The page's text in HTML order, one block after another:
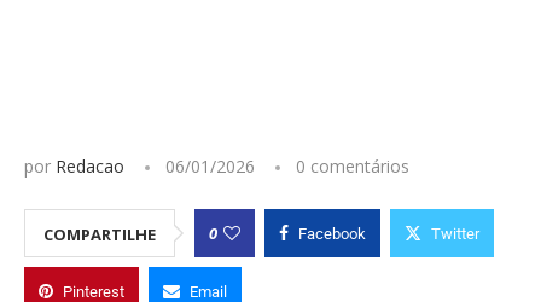
por Redacao 06/01/2026 0 comentários
COMPARTILHE 0 Facebook Twitter
Pinterest Email